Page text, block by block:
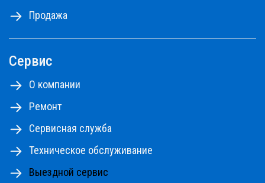
Продажа
Сервис
О компании
Ремонт
Сервисная служба
Техническое обслуживание
Выездной сервис